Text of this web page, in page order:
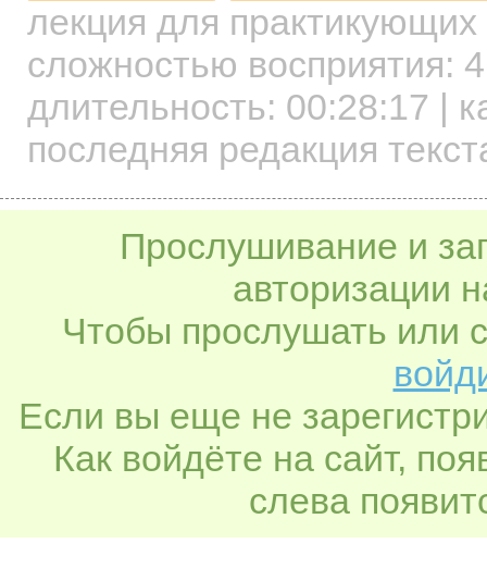
лекция для практикующих
сложностью восприятия: 4
длительность: 00:28:17 |
последняя редакция
Прослушивание и
авторизации
Чтобы прослушать или
Если вы еще не
Как войдёте на сайт,
слева